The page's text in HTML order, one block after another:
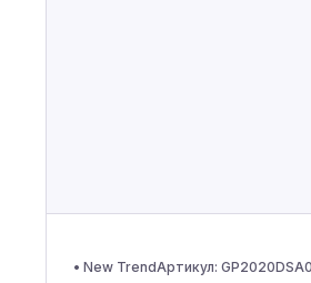
• New TrendАртикул: